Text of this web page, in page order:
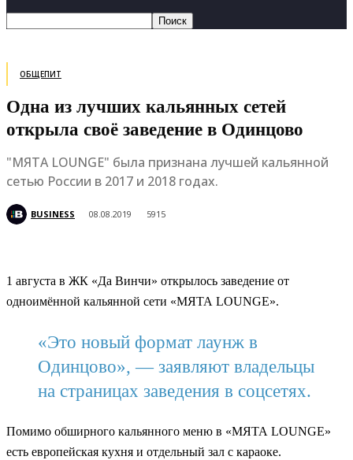
ОБЩЕПИТ
Одна из лучших кальянных сетей
открыла своё заведение в Одинцово
"МЯТА LOUNGE" была признана лучшей кальянной
сетью России в 2017 и 2018 годах.
BUSINESS 08.08.2019 5915
1 августа в ЖК «Да Винчи» открылось заведение от
одноимённой кальянной сети «МЯТА LOUNGE».
«Это новый формат лаунж в
Одинцово», — заявляют владельцы
на страницах заведения в соцсетях.
Помимо обширного кальянного меню в «МЯТА LOUNGE»
есть европейская кухня и отдельный зал с караоке.